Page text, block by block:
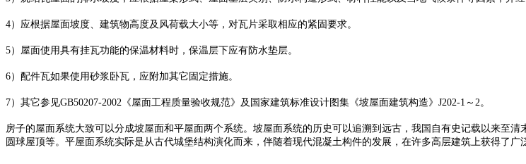
4）应根据屋面坡度、建筑物高度及风荷载大小等，对瓦片采取相应的紧固要求。
5）屋面使用具有挂瓦功能的保温材料时，保温层下应有防水垫层。
6）配件瓦如果使用砂浆卧瓦，应附加其它固定措施。
7）其它参见GB50207-2002《屋面工程质量验收规范》及国家建筑标准设计图集《坡屋面建筑构造》J202-1～2。
房子的屋面系统大致可以分成坡屋面和平屋面两个系统。坡屋面系统的历史可以追溯到远古，我国自有史记载以来至
圆球屋顶等。平屋面系统实际是从古代城堡结构演化而来，伴随着现代混凝土构件的发展，在许多高层建筑上获得了广